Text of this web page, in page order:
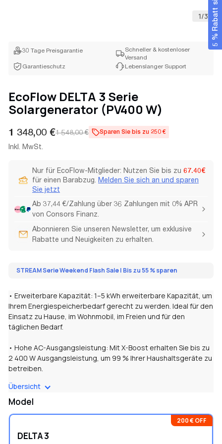
1/3
30 Tage Preisgarantie
Schneller & kostenloser
Versand
Garantieschutz
Lebenslanger Support
EcoFlow DELTA 3 Serie
Solargenerator (PV400 W)
Verkaufspreis
1 348,00 €
Regulärer
Preis 1 548,00 € Sparen Sie bis zu 250 €
Inkl. MwSt.
Nur für EcoFlow-Mitglieder: Nutzen Sie bis zu 67.40€
für einen Barabzug. Melden Sie sich an und sparen
Sie jetzt
Ab 37,44 €/Zahlung über 36 Zahlungen mit 0% APR
von Consors Finanz.
Abonnieren Sie unseren Newsletter, um exklusive
Rabatte und Neuigkeiten zu erhalten.
STREAM Serie Weekend Flash Sale | Bis zu 55 % sparen
• Erweiterbare Kapazität: 1–5 kWh erweiterbare Kapazität, um
Ihrem Energiespeicherbedarf gerecht zu werden. Ideal für den
Einsatz zu Hause, im Wohnmobil, im Freien und für den
täglichen Bedarf.
• Hohe AC-Ausgangsleistung: Mit X-Boost erhalten Sie bis zu
2 400 W Ausgangsleistung, um 99 % Ihrer Haushaltsgeräte zu
betreiben.
• PV-Eingang: DELTA 3 Plus mit 1 000 W PV-Eingang und DELTA
3 mit 500 W PV-Eingang.
• Erfassen Sie mehr Energie: 99 % MPPT-Wirkungsgrad
maximiert die Solarstromerzeugung.
Übersicht
Model
200 € OFF
DELTA 3